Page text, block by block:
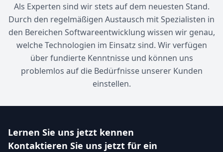
Als Experten sind wir stets auf dem neuesten Stand.
Durch den regelmäßigen Austausch mit Spezialisten in
den Bereichen Softwareentwicklung wissen wir genau,
welche Technologien im Einsatz sind. Wir verfügen
über fundierte Kenntnisse und können uns
problemlos auf die Bedürfnisse unserer Kunden
einstellen.
Lernen Sie uns jetzt kennen
Kontaktieren Sie uns jetzt für ein